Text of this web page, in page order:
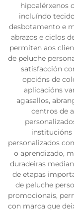
hipoalérxenos
incluíndo
desbotamento e
abrazos e ciclos
permiten aos
de peluche
satisfacción
opcións de
aplicacións
agasallos,
centros de
institucións
personalizados
o aprendizado,
duradeiras
de etapas
de peluche
promocionais,
con marca que